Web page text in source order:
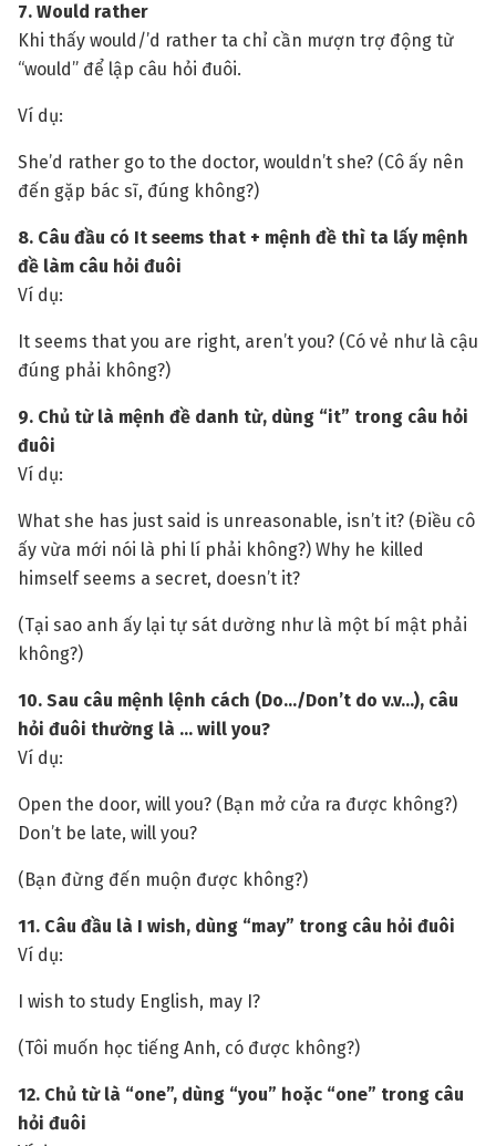
7. Would rather
Khi thấy would/’d rather ta chỉ cần mượn trợ động từ
“would” để lập câu hỏi đuôi.
Ví dụ:
She’d rather go to the doctor, wouldn’t she? (Cô ấy nên
đến gặp bác sĩ, đúng không?)
8. Câu đầu có It seems that + mệnh đề thì ta lấy mệnh
đề làm câu hỏi đuôi
Ví dụ:
It seems that you are right, aren’t you? (Có vẻ như là cậu
đúng phải không?)
9. Chủ từ là mệnh đề danh từ, dùng “it” trong câu hỏi
đuôi
Ví dụ:
What she has just said is unreasonable, isn’t it? (Điều cô
ấy vừa mới nói là phi lí phải không?) Why he killed
himself seems a secret, doesn’t it?
(Tại sao anh ấy lại tự sát dường như là một bí mật phải
không?)
10. Sau câu mệnh lệnh cách (Do…/Don’t do v.v…), câu
hỏi đuôi thường là … will you?
Ví dụ:
Open the door, will you? (Bạn mở cửa ra được không?)
Don’t be late, will you?
(Bạn đừng đến muộn được không?)
11. Câu đầu là I wish, dùng “may” trong câu hỏi đuôi
Ví dụ:
I wish to study English, may I?
(Tôi muốn học tiếng Anh, có được không?)
12. Chủ từ là “one”, dùng “you” hoặc “one” trong câu
hỏi đuôi